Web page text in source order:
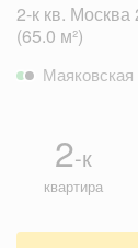
2-к кв. Москва
(65.0 м²)
Маяковская
2-к
квартира